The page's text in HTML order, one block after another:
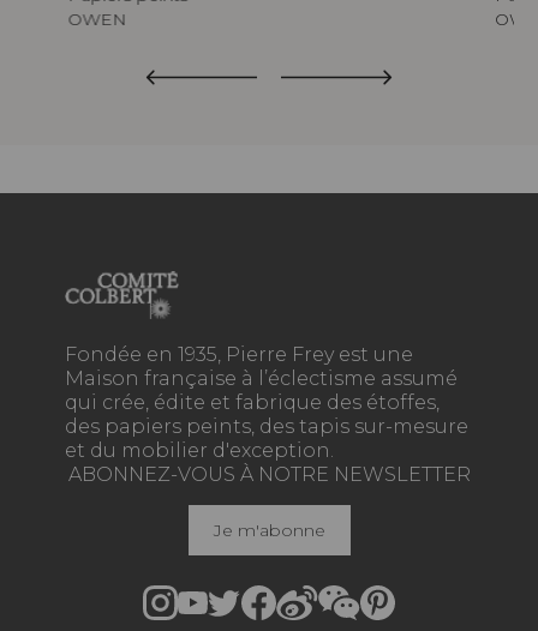
OWEN
Fondée en 1935, Pierre Frey est une
Maison française à l’éclectisme assumé
qui crée, édite et fabrique des étoffes,
des papiers peints, des tapis sur-mesure
et du mobilier d'exception.
ABONNEZ-VOUS À NOTRE NEWSLETTER
Je m'abonne